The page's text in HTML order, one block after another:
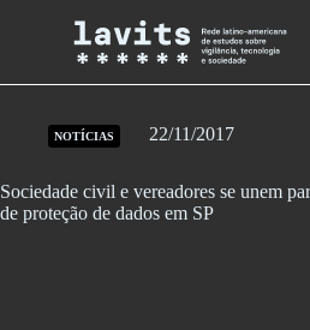
NOTÍCIAS 22/11/2017
Sociedade civil e vereadores se unem
de proteção de dados em SP